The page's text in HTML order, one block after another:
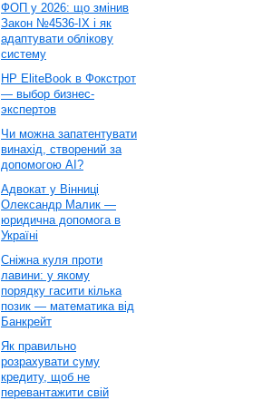
ФОП у 2026: що змінив
Закон №4536-IX і як
адаптувати облікову
систему
HP EliteBook в Фокстрот
— выбор бизнес-
экспертов
Чи можна запатентувати
винахід, створений за
допомогою AI?
Адвокат у Вінниці
Олександр Малик —
юридична допомога в
Україні
Сніжна куля проти
лавини: у якому
порядку гасити кілька
позик — математика від
Банкрейт
Як правильно
розрахувати суму
кредиту, щоб не
перевантажити свій